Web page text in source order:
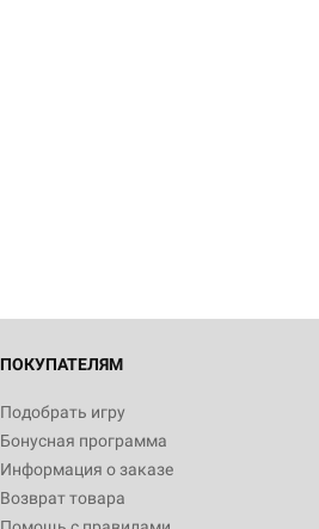
ПОКУПАТЕЛЯМ
Подобрать игру
Бонусная программа
Информация о заказе
Возврат товара